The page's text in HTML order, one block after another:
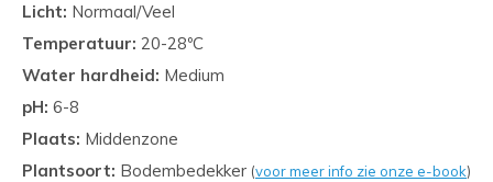
Licht: Normaal/Veel
Temperatuur: 20-28ºC
Water hardheid: Medium
pH: 6-8
Plaats: Middenzone
Plantsoort: Bodembedekker (voor meer info zie onze e-book)